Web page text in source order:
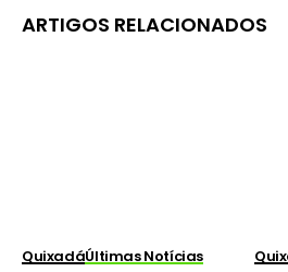
ARTIGOS RELACIONADOS
QuixadáÚltimas Notícias